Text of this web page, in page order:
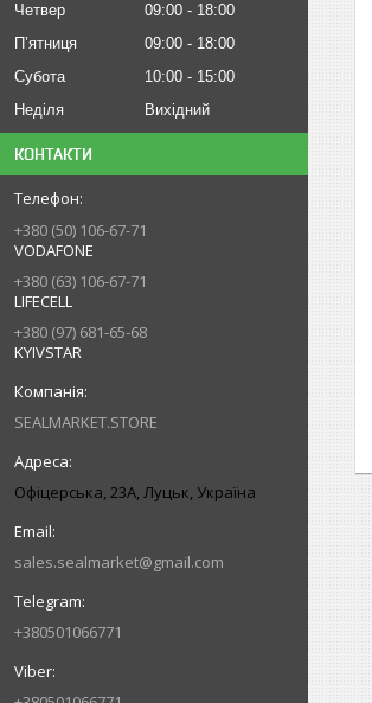
Четвер
09:00
18:00
Пʼятниця
09:00
18:00
Субота
10:00
15:00
Неділя
Вихідний
КОНТАКТИ
+380 (50) 106-67-71
VODAFONE
+380 (63) 106-67-71
LIFECELL
+380 (97) 681-65-68
KYIVSTAR
SEALMARKET.STORE
Офіцерська, 23А, Луцьк, Україна
sales.sealmarket@gmail.com
+380501066771